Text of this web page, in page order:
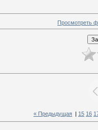
Просмотреть
« Предыдущая 15 16